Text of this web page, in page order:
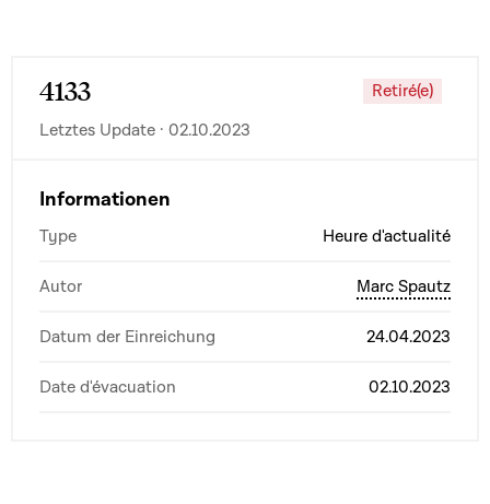
4133
Retiré(e)
Letztes Update · 02.10.2023
Informationen
Type Heure d'actualité
Autor Marc Spautz
Datum der Einreichung 24.04.2023
Date d'évacuation 02.10.2023